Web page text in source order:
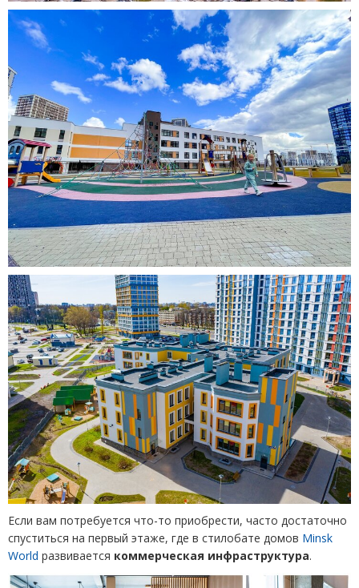
Если вам потребуется что-то приобрести, часто достаточно
спуститься на первый этаже, где в стилобате домов Minsk
World развивается коммерческая инфраструктура.